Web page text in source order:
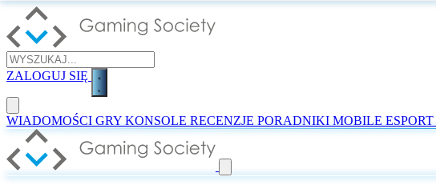
ZALOGUJ SIĘ
WIADOMOŚCI GRY KONSOLE RECENZJE PORADNIKI MOBILE ESPORT